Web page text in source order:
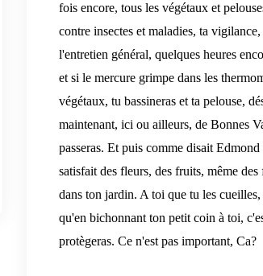
fois encore, tous les végétaux et
contre insectes et maladies, ta
l'entretien général, quelques heures
et si le mercure grimpe dans les
végétaux, tu bassineras et ta pelouse,
maintenant, ici ou ailleurs, de Bonnes
passeras. Et puis comme disait
satisfait des fleurs, des fruits, même des
dans ton jardin. A toi que tu les
qu'en bichonnant ton petit coin à toi,
protègeras. Ce n'est pas important, Ca?